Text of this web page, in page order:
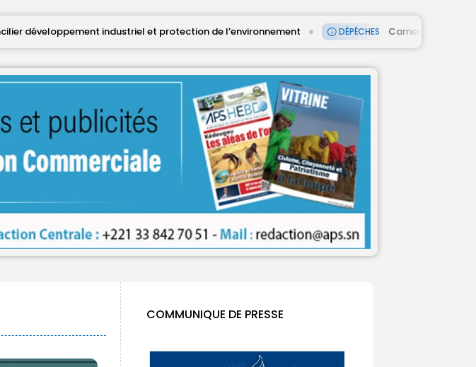
et protection de l’environnement DÉPÊCHES ‎Cameroun-Maroc et Algérie-Malawi,
COMMUNIQUE DE PRESSE